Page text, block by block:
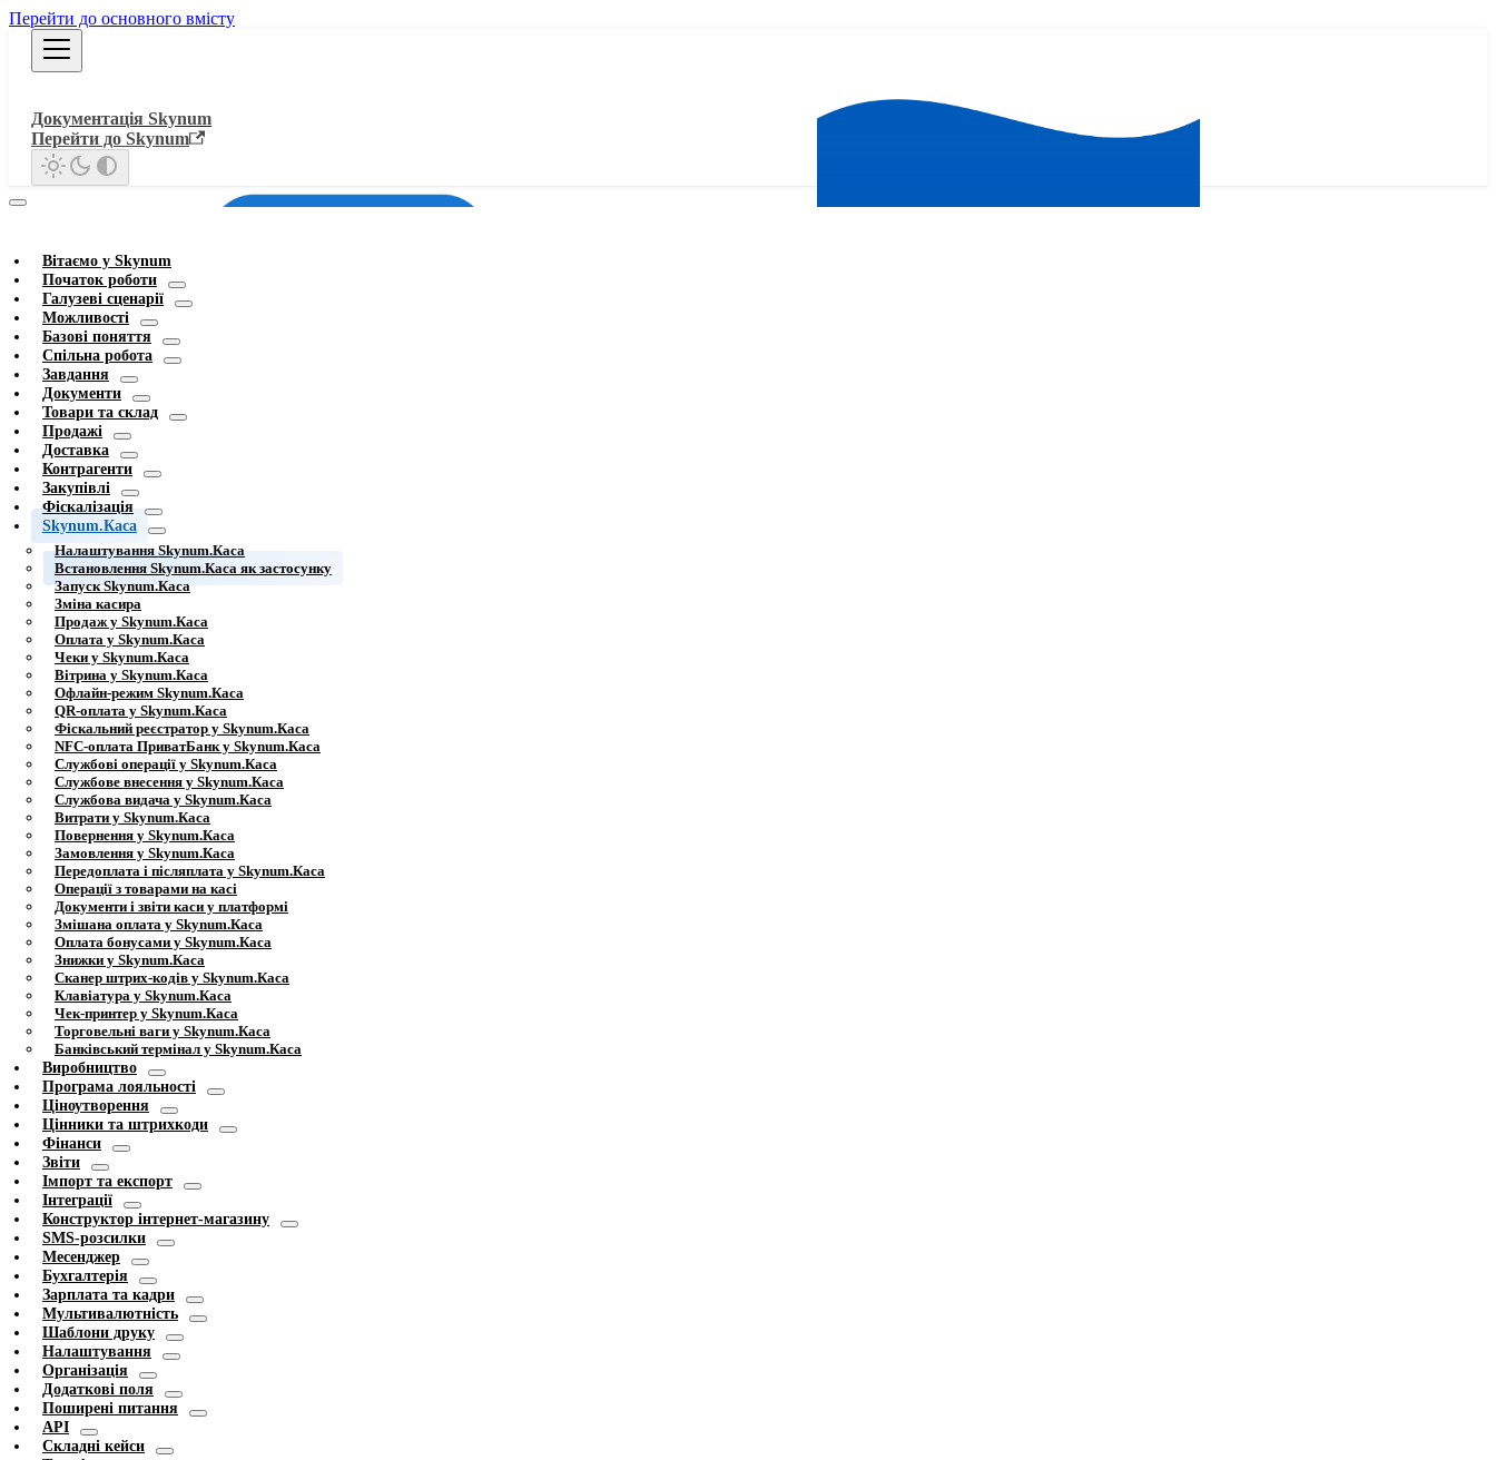
Перейти до основного вмісту
Документація Skynum
Перейти до Skynum
Вітаємо у Skynum
Початок роботи
Галузеві сценарії
Можливості
Базові поняття
Спільна робота
Завдання
Документи
Товари та склад
Продажі
Доставка
Контрагенти
Закупівлі
Фіскалізація
Skynum.Каса
Налаштування Skynum.Каса
Встановлення Skynum.Каса як застосунку
Запуск Skynum.Каса
Зміна касира
Продаж у Skynum.Каса
Оплата у Skynum.Каса
Чеки у Skynum.Каса
Вітрина у Skynum.Каса
Офлайн-режим Skynum.Каса
QR-оплата у Skynum.Каса
Фіскальний реєстратор у Skynum.Каса
NFC-оплата ПриватБанк у Skynum.Каса
Службові операції у Skynum.Каса
Службове внесення у Skynum.Каса
Службова видача у Skynum.Каса
Витрати у Skynum.Каса
Повернення у Skynum.Каса
Замовлення у Skynum.Каса
Передоплата і післяплата у Skynum.Каса
Операції з товарами на касі
Документи і звіти каси у платформі
Змішана оплата у Skynum.Каса
Оплата бонусами у Skynum.Каса
Знижки у Skynum.Каса
Сканер штрих-кодів у Skynum.Каса
Клавіатура у Skynum.Каса
Чек-принтер у Skynum.Каса
Торговельні ваги у Skynum.Каса
Банківський термінал у Skynum.Каса
Виробництво
Програма лояльності
Ціноутворення
Цінники та штрихкоди
Фінанси
Звіти
Імпорт та експорт
Інтеграції
Конструктор інтернет-магазину
SMS-розсилки
Месенджер
Бухгалтерія
Зарплата та кадри
Мультивалютність
Шаблони друку
Налаштування
Організація
Додаткові поля
Поширені питання
API
Складні кейси